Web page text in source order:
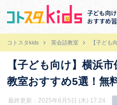
子ども向
おすすめ
コトスタkids 英会話教室 【子ども
【子ども向け】横浜
教室おすすめ5選！無
最終更新：2025年6月5日 (木) 17:24